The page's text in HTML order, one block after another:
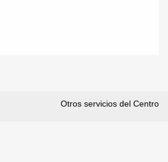
Otros servicios del Centro